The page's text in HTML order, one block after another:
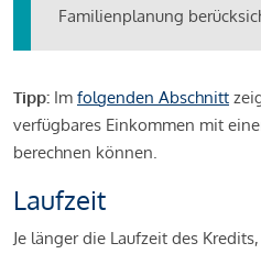
Familienplanung
Tipp: Im folgenden Abschnitt
verfügbares Einkommen mit
berechnen können.
Laufzeit
Je länger die Laufzeit des